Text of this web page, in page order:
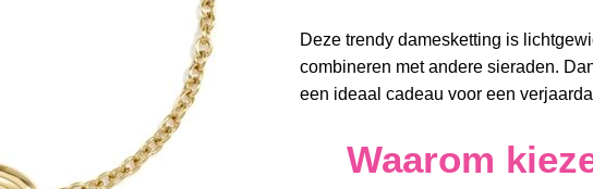
Deze trendy damesketting is
combineren met andere sieraden.
een ideaal cadeau voor een
Waarom